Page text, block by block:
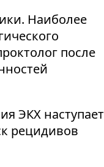
Наиболее
после
ЭКХ наступает
рецидивов